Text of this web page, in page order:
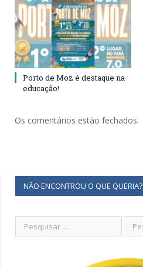
Porto de Moz é destaque na
educação!
Os comentários estão fechados.
NÃO ENCONTROU O QUE QUERIA?